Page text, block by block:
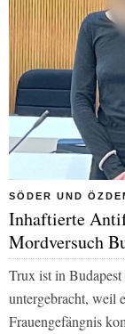
SÖDER UND
Inhaftierte
Mordversuch
Trux ist in
untergebracht, weil
Frauengefängnis